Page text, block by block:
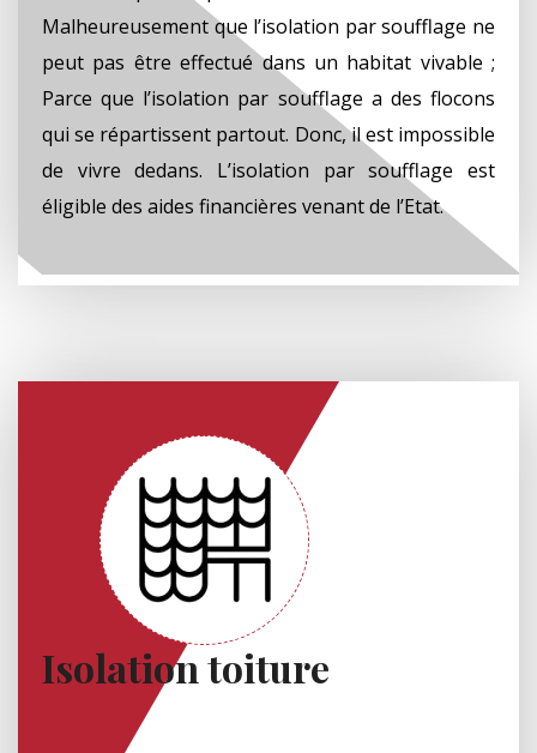
Malheureusement que l’isolation par soufflage ne
peut pas être effectué dans un habitat vivable ;
Parce que l’isolation par soufflage a des flocons
qui se répartissent partout. Donc, il est impossible
de vivre dedans. L’isolation par soufflage est
éligible des aides financières venant de l’Etat.
Isolation toiture